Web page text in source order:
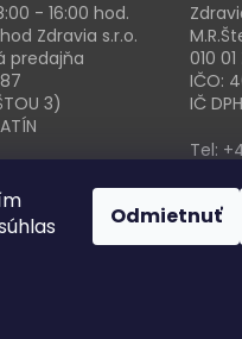
Odmietnuť
- 16:00 hod.
Zdravia s.r.o.
predajňa
3)
010
IČO:
IČ
Tel: